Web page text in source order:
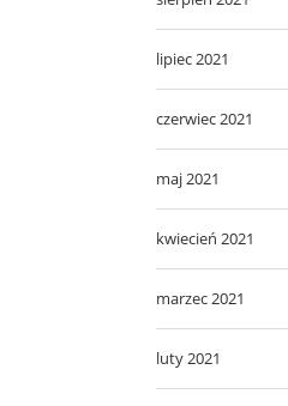
lipiec 2021
czerwiec 2021
maj 2021
kwiecień 2021
marzec 2021
luty 2021